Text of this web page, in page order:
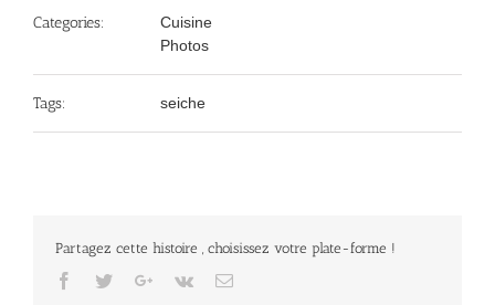
Categories:
Cuisine
Photos
Tags: seiche
Partagez cette histoire , choisissez votre plate-forme !
Facebook
TwitterGoogle+
Vk Email